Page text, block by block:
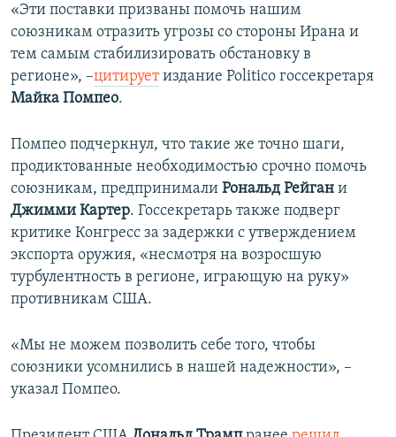
«Эти поставки призваны помочь нашим
союзникам отразить угрозы со стороны Ирана и
тем самым стабилизировать обстановку в
регионе», –цитируетиздание Politico госсекретаря
Майка Помпео.
Помпео подчеркнул, что такие же точно шаги,
продиктованные необходимостью срочно помочь
союзникам, предпринимали Рональд Рейган и
Джимми Картер. Госсекретарь также подверг
критике Конгресс за задержки с утверждением
экспорта оружия, «несмотря на возросшую
турбулентность в регионе, играющую на руку»
противникам США.
«Мы не можем позволить себе того, чтобы
союзники усомнились в нашей надежности», –
указал Помпео.